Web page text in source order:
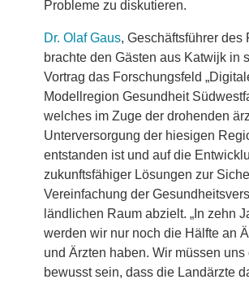
Probleme zu diskutieren.
Dr. Olaf Gaus, Geschäftsführer des
brachte den Gästen aus Katwijk in
Vortrag das Forschungsfeld
Modellregion Gesundheit
welches im Zuge der drohenden
Unterversorgung der hiesigen
entstanden ist und auf die
zukunftsfähiger Lösungen zur
Vereinfachung der
ländlichen Raum abzielt. „In zehn
werden wir nur noch die Hälfte an
und Ärzten haben. Wir müssen uns
bewusst sein, dass die Landärzte